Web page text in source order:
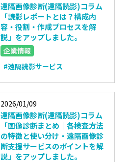
遠隔画像診断(遠隔読影)コラム
「読影レポートとは？構成内
容・役割・作成プロセスを解
説」をアップしました。
企業情報
#遠隔読影サービス
2026/01/09
遠隔画像診断(遠隔読影)コラム
「画像診断まとめ｜各検査方法
の特徴と使い分け・遠隔画像診
断支援サービスのポイントを解
説」をアップしました。